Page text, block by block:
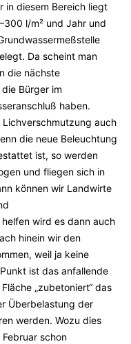
in diesem Bereich liegt
l/m² und Jahr und
Da scheint man
die nächste
Bürger im
haben.
auch
die neue Beleuchtung
ist, so werden
und fliegen sich in
können wir Landwirte
wird es dann auch
hinein wir den
weil ja keine
ist das anfallende
„zubetoniert“ das
Überbelastung der
werden. Wozu dies
schon